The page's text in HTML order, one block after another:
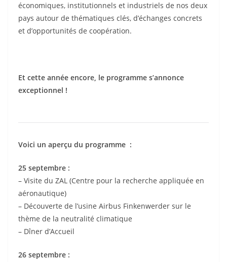
économiques, institutionnels et industriels de nos deux
pays autour de thématiques clés, d’échanges concrets
et d’opportunités de coopération.
Et cette année encore, le programme s’annonce
exceptionnel !
Voici un aperçu du programme :
25 septembre :
– Visite du ZAL (Centre pour la recherche appliquée en
aéronautique)
– Découverte de l’usine Airbus Finkenwerder sur le
thème de la neutralité climatique
– Dîner d’Accueil
26 septembre :